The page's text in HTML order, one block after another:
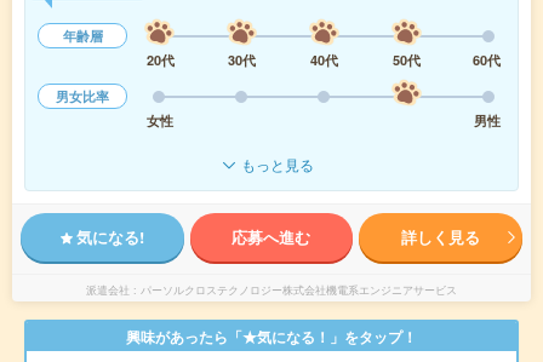
年齢層
20代
30代 40代 50代
60代
男女比率
女性
男性
もっと見る
気になる! 応募へ進む 詳しく見る
派遣会社 パーソルクロステクノロジー株式会社機電系エンジニアサービス
興味があったら「★気になる！」をタップ！